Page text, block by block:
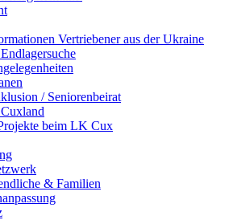
Vertriebener aus der Ukraine
/ Seniorenbeirat
beim LK Cux
& Familien